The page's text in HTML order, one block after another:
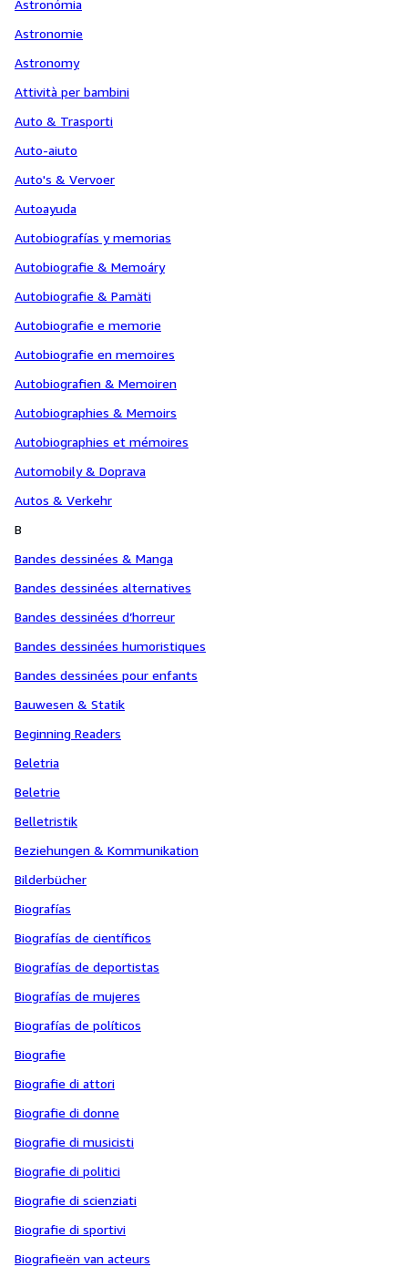
Astronómia
Astronomie
Astronomy
Attività per bambini
Auto & Trasporti
Auto-aiuto
Auto's & Vervoer
Autoayuda
Autobiografías y memorias
Autobiografie & Memoáry
Autobiografie & Pamäti
Autobiografie e memorie
Autobiografie en memoires
Autobiografien & Memoiren
Autobiographies & Memoirs
Autobiographies et mémoires
Automobily & Doprava
Autos & Verkehr
B
Bandes dessinées & Manga
Bandes dessinées alternatives
Bandes dessinées d’horreur
Bandes dessinées humoristiques
Bandes dessinées pour enfants
Bauwesen & Statik
Beginning Readers
Beletria
Beletrie
Belletristik
Beziehungen & Kommunikation
Bilderbücher
Biografías
Biografías de científicos
Biografías de deportistas
Biografías de mujeres
Biografías de políticos
Biografie
Biografie di attori
Biografie di donne
Biografie di musicisti
Biografie di politici
Biografie di scienziati
Biografie di sportivi
Biografieën van acteurs